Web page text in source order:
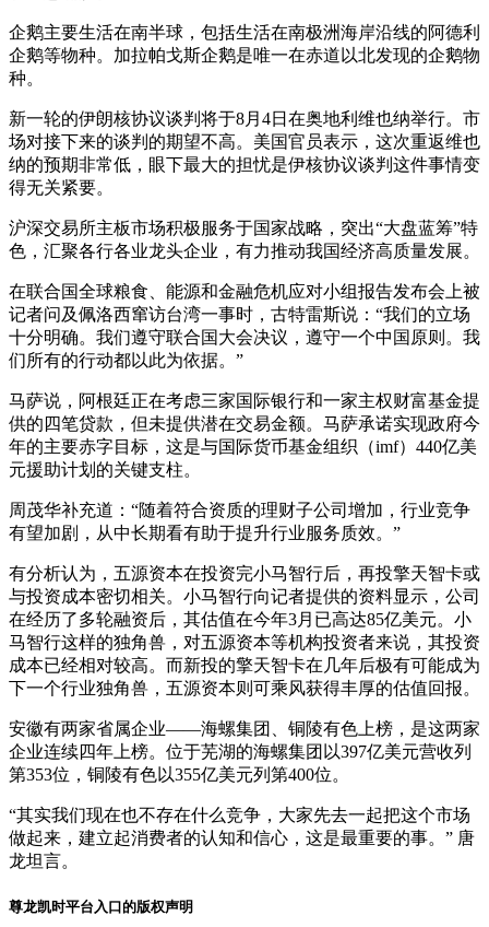
企鹅主要生活在南半球，包括生活在南极洲海岸沿线的阿德利
企鹅等物种。加拉帕戈斯企鹅是唯一在赤道以北发现的企鹅物
种。
新一轮的伊朗核协议谈判将于8月4日在奥地利维也纳举行。市
场对接下来的谈判的期望不高。美国官员表示，这次重返维也
纳的预期非常低，眼下最大的担忧是伊核协议谈判这件事情变
得无关紧要。
沪深交易所主板市场积极服务于国家战略，突出“大盘蓝筹”特
色，汇聚各行各业龙头企业，有力推动我国经济高质量发展。
在联合国全球粮食、能源和金融危机应对小组报告发布会上被
记者问及佩洛西窜访台湾一事时，古特雷斯说：“我们的立场
十分明确。我们遵守联合国大会决议，遵守一个中国原则。我
们所有的行动都以此为依据。”
马萨说，阿根廷正在考虑三家国际银行和一家主权财富基金提
供的四笔贷款，但未提供潜在交易金额。马萨承诺实现政府今
年的主要赤字目标，这是与国际货币基金组织（imf）440亿美
元援助计划的关键支柱。
周茂华补充道：“随着符合资质的理财子公司增加，行业竞争
有望加剧，从中长期看有助于提升行业服务质效。”
有分析认为，五源资本在投资完小马智行后，再投擎天智卡或
与投资成本密切相关。小马智行向记者提供的资料显示，公司
在经历了多轮融资后，其估值在今年3月已高达85亿美元。小
马智行这样的独角兽，对五源资本等机构投资者来说，其投资
成本已经相对较高。而新投的擎天智卡在几年后极有可能成为
下一个行业独角兽，五源资本则可乘风获得丰厚的估值回报。
安徽有两家省属企业——海螺集团、铜陵有色上榜，是这两家
企业连续四年上榜。位于芜湖的海螺集团以397亿美元营收列
第353位，铜陵有色以355亿美元列第400位。
“其实我们现在也不存在什么竞争，大家先去一起把这个市场
做起来，建立起消费者的认知和信心，这是最重要的事。” 唐
龙坦言。
尊龙凯时平台入口的版权声明